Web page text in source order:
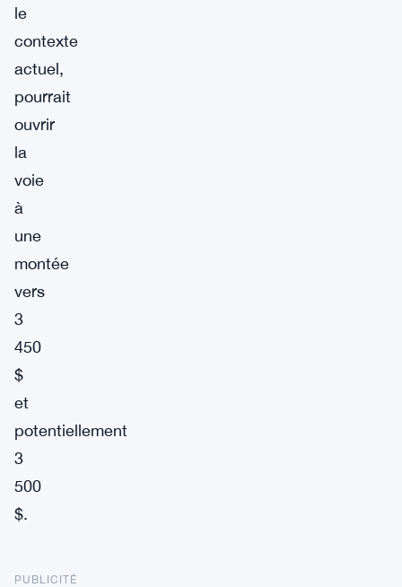
le
contexte
actuel,
pourrait
ouvrir
la
voie
à
une
montée
vers
3
450
$
et
potentiellement
3
500
$.
PUBLICITÉ